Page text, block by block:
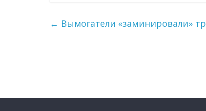
← Вымогатели «заминировали»